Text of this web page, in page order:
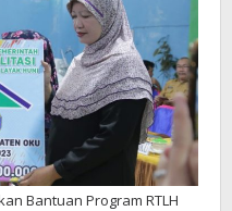
Bantuan Program RTLH